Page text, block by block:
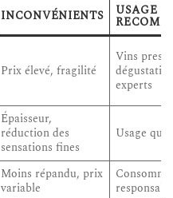
INCONVÉNIENTS USAGE
Prix élevé, fragilité
Vins
experts
Épaisseur,
réduction des
sensations fines
Usage
Moins répandu, prix
variable